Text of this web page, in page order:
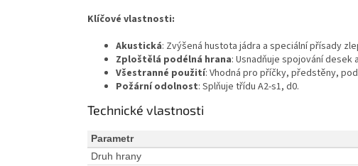
Klíčové vlastnosti:
Akustická: Zvýšená hustota jádra a speciální přísady
Zploštělá podélná hrana: Usnadňuje spojování desek
Všestranné použití: Vhodná pro příčky, předstěny,
Požární odolnost: Splňuje třídu A2-s1, d0.
Technické vlastnosti
Parametr
Druh hrany